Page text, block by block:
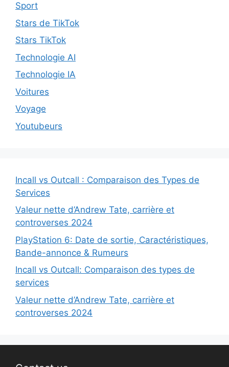
Sport
Stars de TikTok
Stars TikTok
Technologie AI
Technologie IA
Voitures
Voyage
Youtubeurs
Incall vs Outcall : Comparaison des Types de
Services
Valeur nette d’Andrew Tate, carrière et
controverses 2024
PlayStation 6: Date de sortie, Caractéristiques,
Bande-annonce & Rumeurs
Incall vs Outcall: Comparaison des types de
services
Valeur nette d’Andrew Tate, carrière et
controverses 2024